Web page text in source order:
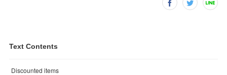
Text Contents
Discounted items